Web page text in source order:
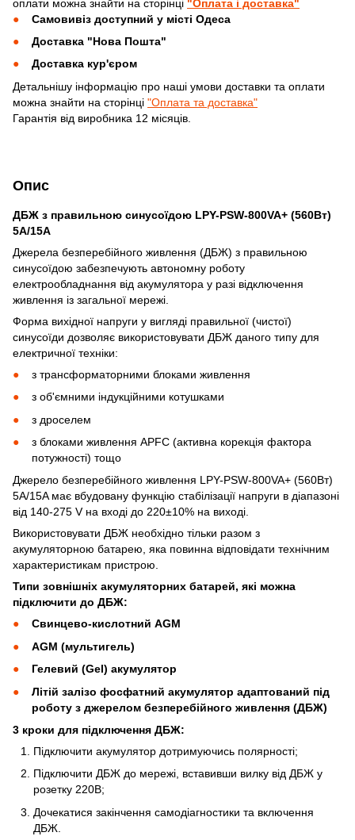
Опис
ДБЖ з правильною синусоїдою LPY-PSW-800VA+ (560Вт)
5A/15A
Джерела безперебійного живлення (ДБЖ) з правильною
синусоїдою забезпечують автономну роботу
електрообладнання від акумулятора у разі відключення
живлення із загальної мережі.
Форма вихідної напруги у вигляді правильної (чистої)
синусоїди дозволяє використовувати ДБЖ даного типу для
електричної техніки:
з трансформаторними блоками живлення
з об'ємними індукційними котушками
з дроселем
з блоками живлення APFC (активна корекція фактора
потужності) тощо
Джерело безперебійного живлення LPY-PSW-800VA+ (560Вт)
5A/15A має вбудовану функцію стабілізації напруги в діапазоні
від 140-275 V на вході до 220±10% на виході.
Використовувати ДБЖ необхідно тільки разом з
акумуляторною батарею, яка повинна відповідати технічним
характеристикам пристрою.
Типи зовнішніх акумуляторних батарей, які можна
підключити до ДБЖ:
Свинцево-кислотний AGM
AGM (мультигель)
Гелевий (Gel) акумулятор
Літій залізо фосфатний акумулятор адаптований під
роботу з джерелом безперебійного живлення (ДБЖ)
3 кроки для підключення ДБЖ:
Підключити акумулятор дотримуючись полярності;
Підключити ДБЖ до мережі, вставивши вилку від ДБЖ у
розетку 220В;
Дочекатися закінчення самодіагностики та включення
ДБЖ.
оплати можна знайти на сторінці "Оплата і доставка"
Самовивіз доступний у місті Одеса
Доставка "Нова Пошта"
Доставка кур'єром
Детальнішу інформацію про наші умови доставки та оплати
можна знайти на сторінці "Оплата та доставка"
Гарантія від виробника 12 місяців.